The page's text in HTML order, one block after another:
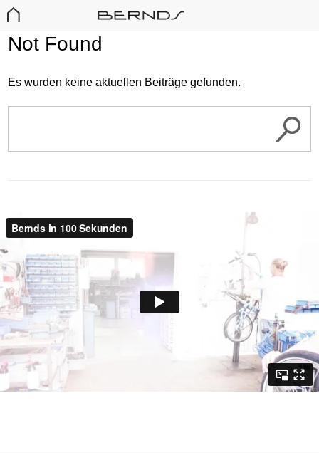
Not Found
Es wurden keine aktuellen Beiträge gefunden.